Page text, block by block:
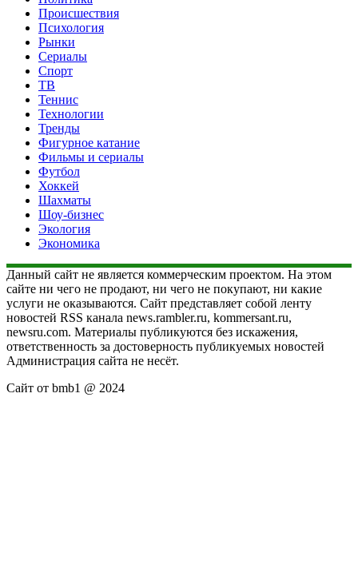
Происшествия
Психология
Рынки
Сериалы
Спорт
ТВ
Теннис
Технологии
Тренды
Фигурное катание
Фильмы и сериалы
Футбол
Хоккей
Шахматы
Шоу-бизнес
Экология
Экономика
Данный сайт не является коммерческим проектом. На этом
сайте ни чего не продают, ни чего не покупают, ни какие
услуги не оказываются. Сайт представляет собой ленту
новостей RSS канала news.rambler.ru, kommersant.ru,
newsru.com. Материалы публикуются без искажения,
ответственность за достоверность публикуемых новостей
Администрация сайта не несёт.
Сайт от bmb1 @ 2024